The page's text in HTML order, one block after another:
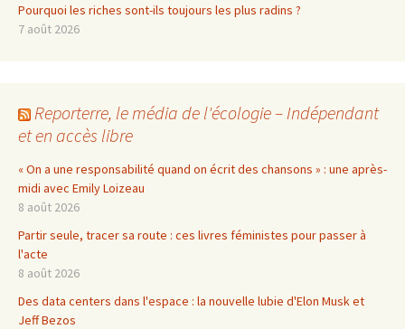
Pourquoi les riches sont-ils toujours les plus radins ?
7 août 2026
Reporterre, le média de l'écologie – Indépendant
et en accès libre
« On a une responsabilité quand on écrit des chansons » : une après-
midi avec Emily Loizeau
8 août 2026
Partir seule, tracer sa route : ces livres féministes pour passer à
l'acte
8 août 2026
Des data centers dans l'espace : la nouvelle lubie d'Elon Musk et
Jeff Bezos